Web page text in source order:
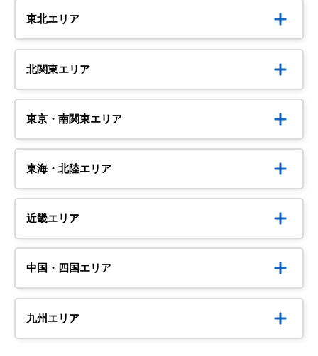
東北エリア
北関東エリア
東京・南関東エリア
東海・北陸エリア
近畿エリア
中国・四国エリア
九州エリア